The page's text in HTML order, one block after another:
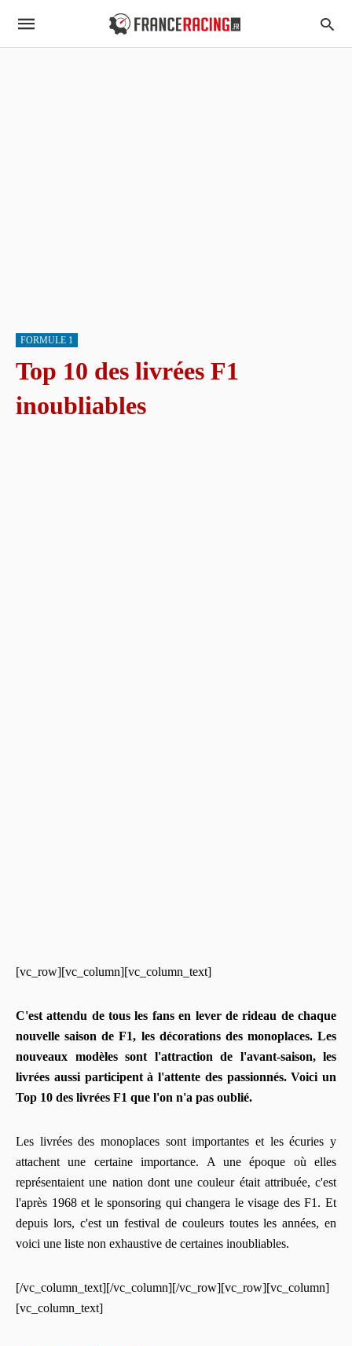
FORMULE 1
Top 10 des livrées F1
inoubliables
[vc_row][vc_column][vc_column_text]
C'est attendu de tous les fans en lever de rideau de chaque
nouvelle saison de F1, les décorations des monoplaces. Les
nouveaux modèles sont l'attraction de l'avant-saison, les
livrées aussi participent à l'attente des passionnés. Voici un
Top 10 des livrées F1 que l'on n'a pas oublié.
Les livrées des monoplaces sont importantes et les écuries y
attachent une certaine importance. A une époque où elles
représentaient une nation dont une couleur était attribuée, c'est
l'après 1968 et le sponsoring qui changera le visage des F1. Et
depuis lors, c'est un festival de couleurs toutes les années, en
voici une liste non exhaustive de certaines inoubliables.
[/vc_column_text][/vc_column][/vc_row][vc_row][vc_column]
[vc_column_text]